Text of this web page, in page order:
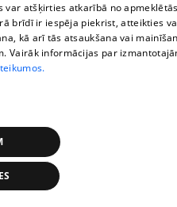
var atšķirties atkarībā no
brīdī ir iespēja piekrist, atteikties
kā arī tās atsaukšana vai
Vairāk informācijas par